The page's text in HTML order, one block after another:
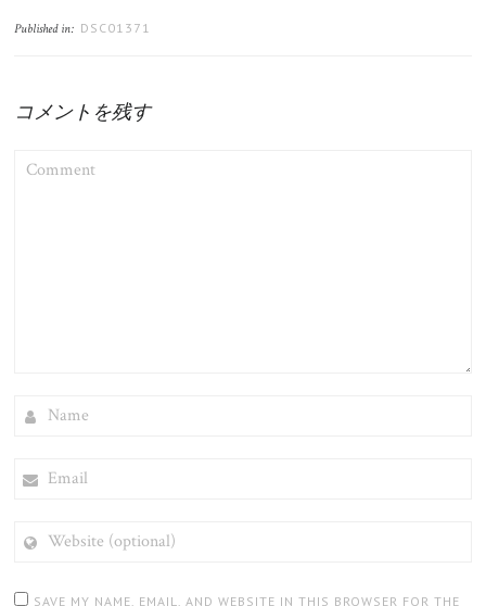
Published in: DSC01371
コメントを残す
(OPTIONAL)
SAVE MY NAME, EMAIL, AND WEBSITE IN THIS BROWSER FOR THE